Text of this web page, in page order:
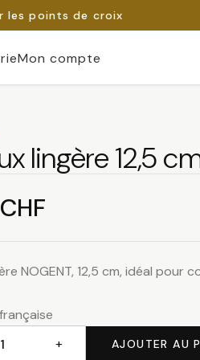
les points de croix
Mon compte
lingère 12,5
CHF
NOGENT, 12,5 cm, idéal pour
+ AJOUTER AU